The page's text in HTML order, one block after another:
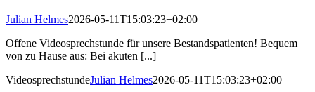
Julian Helmes2026-05-11T15:03:23+02:00
Offene Videosprechstunde für unsere Bestandspatienten! Bequem
von zu Hause aus: Bei akuten [...]
VideosprechstundeJulian Helmes2026-05-11T15:03:23+02:00